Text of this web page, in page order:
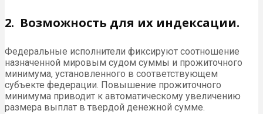
2. Возможность для их индексации.
Федеральные исполнители фиксируют соотношение
назначенной мировым судом суммы и прожиточного
минимума, установленного в соответствующем
субъекте федерации. Повышение прожиточного
минимума приводит к автоматическому увеличению
размера выплат в твердой денежной сумме.